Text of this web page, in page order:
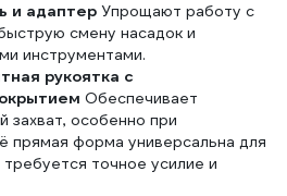
и адаптер Упрощают работу с
смену насадок и
инструментами.
рукоятка с
Обеспечивает
особенно при
прямая форма универсальна для
точное усилие и